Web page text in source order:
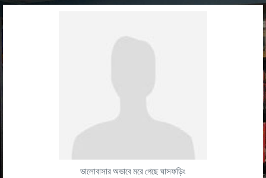
ভালোবাসার অভাবে মরে গেছে ঘাসফড়িং